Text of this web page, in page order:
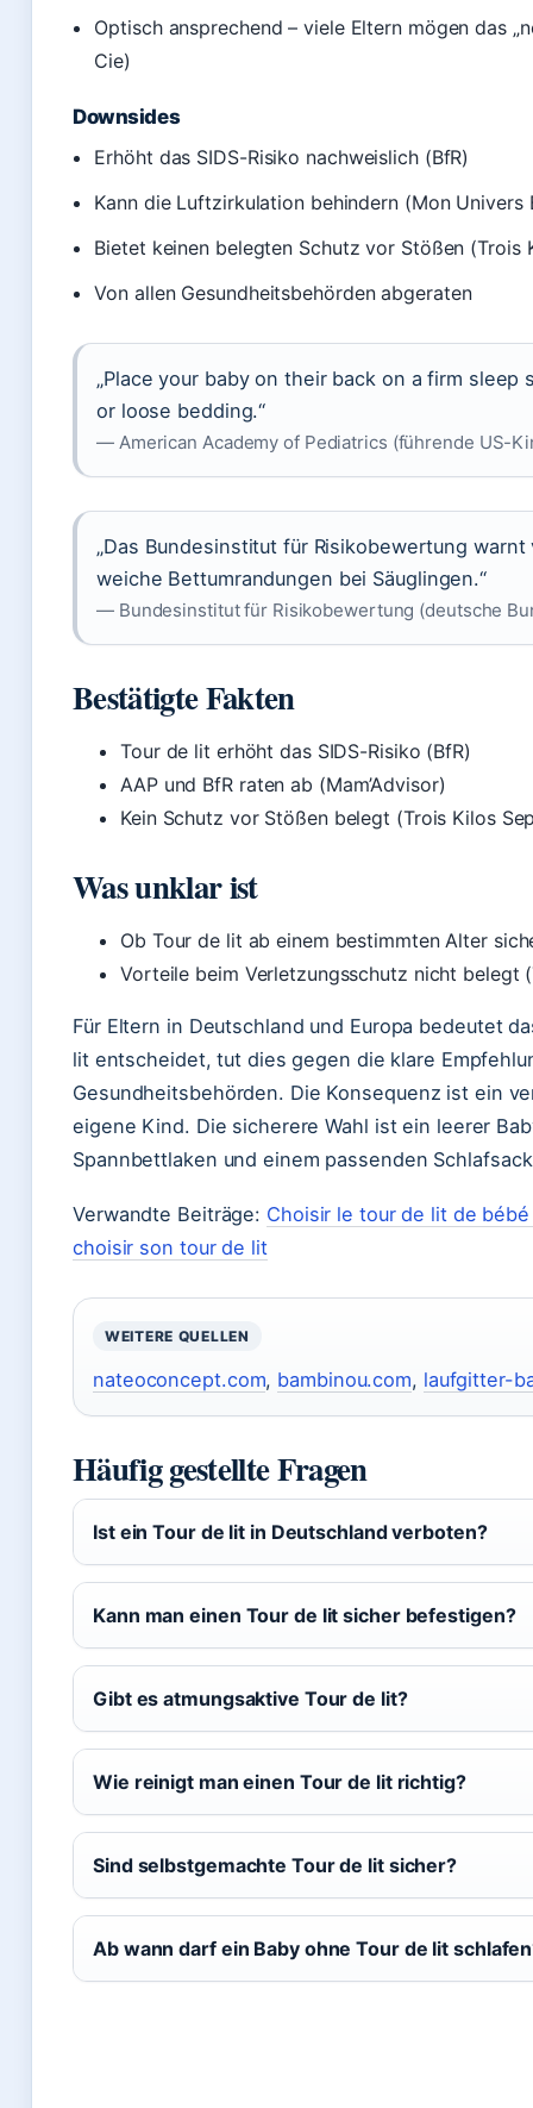
Optisch ansprechend – viele Eltern mögen das
Cie)
Downsides
Erhöht das SIDS-Risiko nachweislich (BfR)
Kann die Luftzirkulation behindern (Mon Univers
Bietet keinen belegten Schutz vor Stößen (Trois
Von allen Gesundheitsbehörden abgeraten
„Place your baby on their back on a firm
or loose bedding.“
— American Academy of Pediatrics (führende US-
„Das Bundesinstitut für Risikobewertung
weiche Bettumrandungen bei Säuglingen.“
— Bundesinstitut für Risikobewertung (deutsche
Bestätigte Fakten
Tour de lit erhöht das SIDS-Risiko (BfR)
AAP und BfR raten ab (Mam’Advisor)
Kein Schutz vor Stößen belegt (Trois Kilos
Was unklar ist
Ob Tour de lit ab einem bestimmten Alter
Vorteile beim Verletzungsschutz nicht belegt
Für Eltern in Deutschland und Europa bedeutet
lit entscheidet, tut dies gegen die klare
Gesundheitsbehörden. Die Konsequenz ist ein
eigene Kind. Die sicherere Wahl ist ein leerer
Spannbettlaken und einem passenden
Verwandte Beiträge: Choisir le tour de lit de
choisir son tour de lit
WEITERE QUELLEN
nateoconcept.com, bambinou.com, laufgitter-
Häufig gestellte Fragen
Ist ein Tour de lit in Deutschland verboten?
Kann man einen Tour de lit sicher befestigen?
Gibt es atmungsaktive Tour de lit?
Wie reinigt man einen Tour de lit richtig?
Sind selbstgemachte Tour de lit sicher?
Ab wann darf ein Baby ohne Tour de lit